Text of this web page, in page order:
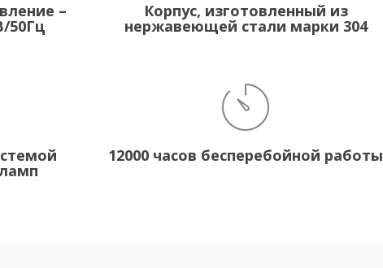
–
50Гц
Корпус, изготовленный из
нержавеющей стали марки 304
12000 часов бесперебойной работы